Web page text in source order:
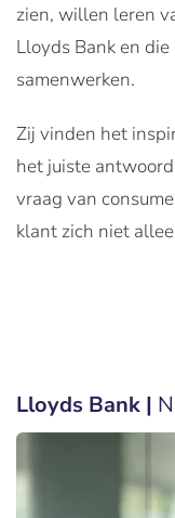
zien, willen leren
Lloyds Bank en
samenwerken.
Zij vinden het
het juiste
vraag van
klant zich niet
Lloyds Bank |